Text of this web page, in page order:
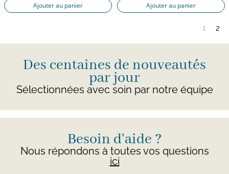
Ajouter au panier Ajouter au panier
1 2
Des centaines de nouveautés
par jour
Sélectionnées avec soin par notre équipe
Besoin d'aide ?
Nous répondons à toutes vos questions
ici